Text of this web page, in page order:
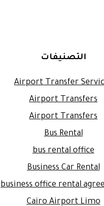
التصنيفات
Airport Transfer
Airport Transfers
Airport Transfers
Bus Rental
bus rental office
Business Car Rental
business office rental
Cairo Airport Limo